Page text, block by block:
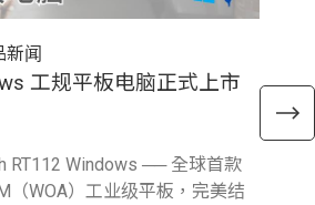
新闻
工规平板电脑正式上市
RT112 Windows ── 全球首款
（WOA）工业级平板，完美结